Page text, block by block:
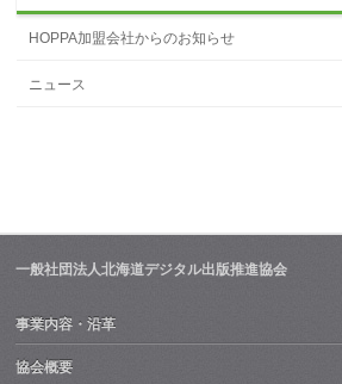
HOPPA加盟会社からのお知らせ
ニュース
一般社団法人北海道デジタル出版推進協会
事業内容・沿革
協会概要